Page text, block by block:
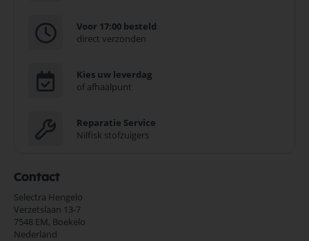
Voor 17:00 besteld
direct verzonden
Kies uw leverdag
of afhaalpunt
Reparatie Service
Nilfisk stofzuigers
Contact
Selectra Hengelo
Verzetslaan 13-7
7548 EM, Boekelo
Nederland